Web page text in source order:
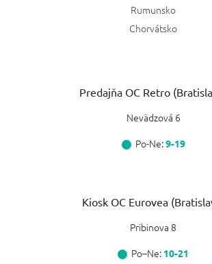
Rumunsko
Chorvátsko
Predajňa OC Retro
Nevädzová 6
Po-Ne:9-19
Kiosk OC Eurovea
Pribinova 8
Po–Ne: 10-21